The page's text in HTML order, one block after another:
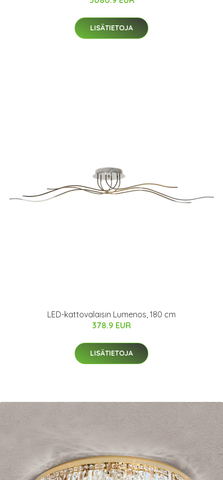
LISÄTIETOJA
LED-kattovalaisin Lumenos, 180 cm
378.9 EUR
LISÄTIETOJA